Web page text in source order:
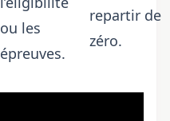
ou les
épreuves.
repartir de
zéro.